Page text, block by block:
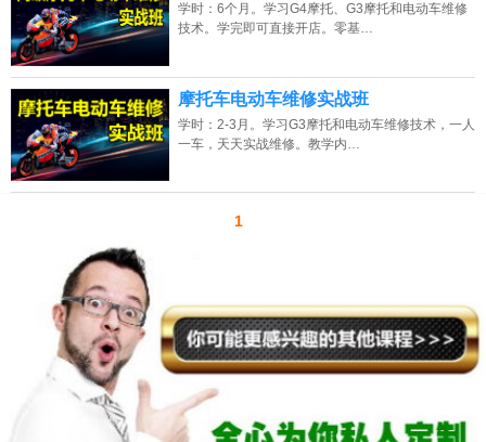
学时：6个月。学习G4摩托、G3摩托和电动车维修
技术。学完即可直接开店。零基…
摩托车电动车维修实战班
学时：2-3月。学习G3摩托和电动车维修技术，一人
一车，天天实战维修。教学内…
1